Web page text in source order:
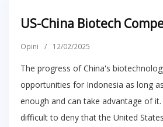
US-China Biotech
Opini / 12/02/2025
The progress of China's
opportunities for Indonesia as long
enough and can take advantage of
difficult to deny that the United